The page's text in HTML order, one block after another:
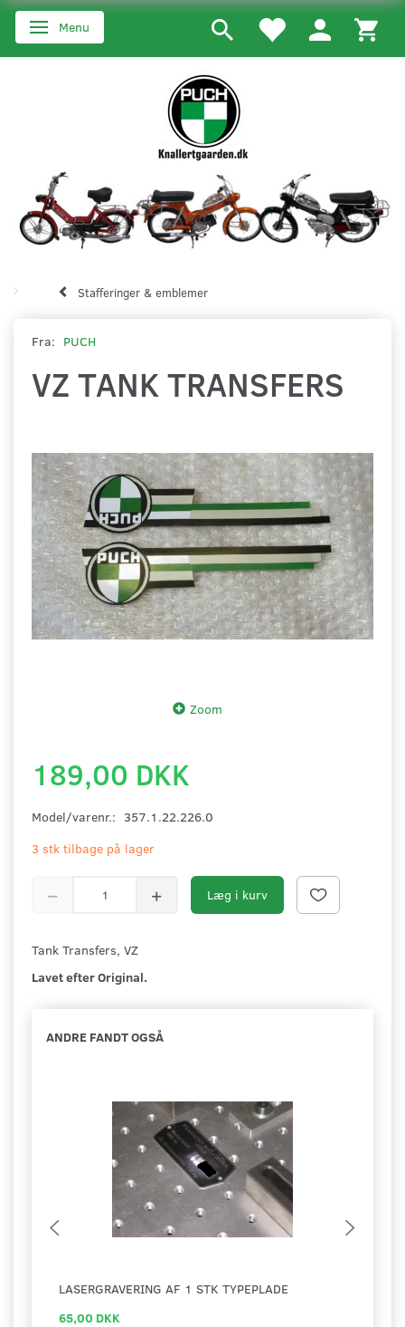
Skifte navigation
Menu
Stafferinger & emblemer
Fra: PUCH
VZ TANK TRANSFERS
Zoom
189,00 DKK
Model/varenr.: 357.1.22.226.0
3 stk tilbage på lager
Læg i kurv
Tank Transfers, VZ
Lavet efter Original.
ANDRE FANDT OGSÅ
LASERGRAVERING AF 1 STK TYPEPLADE
65,00 DKK